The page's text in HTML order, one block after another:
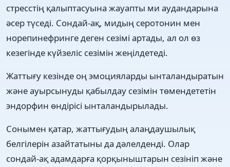
стресстің қалыптасуына жауапты ми аудандарына
әсер түседі. Сондай-ақ, мидың серотонин мен
норепинефринге деген сезімі артады, ал ол өз
кезегінде күйзеліс сезімін жеңілдетеді.
Жаттығу кезінде оң эмоцияларды ынталандыратын
және ауырсынуды қабылдау сезімін төмендететін
эндорфин өндірісі ынталандырылады.
Сонымен қатар, жаттығудың алаңдаушылық
белгілерін азайтатыны да дәлелденді. Олар
сондай-ақ адамдарға қорқыныштарын сезініп және